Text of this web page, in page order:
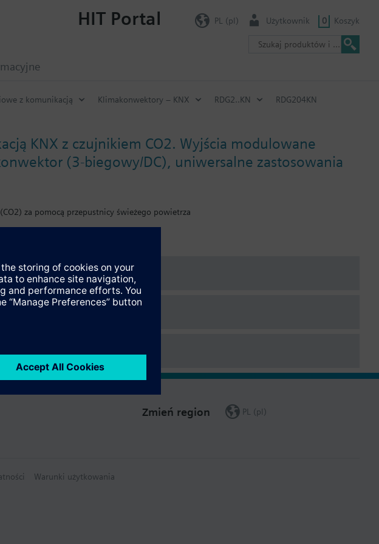
HIT Portal PL (pl) Użytkownik 0 Koszyk
z komunikacją Klimakonwektory – KNX RDG2..KN RDG204KN
KNX z czujnikiem CO2. Wyjścia modulowane
(3-biegowy/DC), uniwersalne zastosowania
za pomocą przepustnicy świeżego powietrza
PWM) lub 3-pozycyjnymi
również 2-stopniowe chłodzenie / 1- lub 2-stopniowe ogrzewanie / 1-stopniowe
Zmień region PL (pl)
Warunki użytkowania